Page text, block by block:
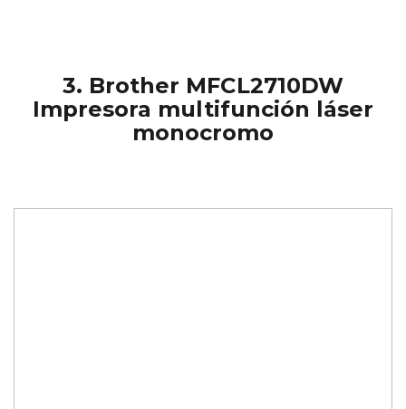
3. Brother MFCL2710DW
Impresora multifunción láser
monocromo